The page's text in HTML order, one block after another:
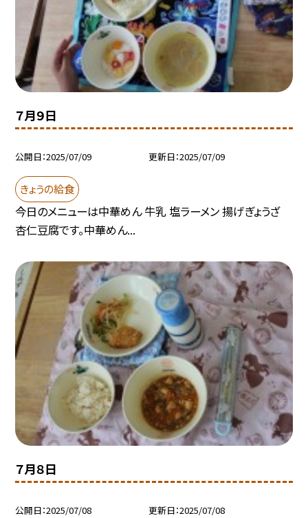
７月９日
公開日 2025/07/09 更新日 2025/07/09
きょうの給食
今日のメニューは中華めん 牛乳 塩ラーメン 揚げぎょうざ
杏仁豆腐です。中華めん...
７月８日
公開日 2025/07/08 更新日 2025/07/08